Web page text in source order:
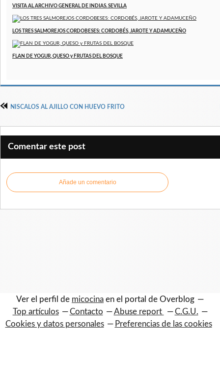
VISITA AL ARCHIVO GENERAL DE INDIAS. SEVILLA
LOS TRES SALMOREJOS CORDOBESES: CORDOBÉS, JAROTE Y ADAMUCEÑO
FLAN DE YOGUR, QUESO y FRUTAS DEL BOSQUE
NISCALOS AL AJILLO CON HUEVO FRITO
Comentar este post
Añade un comentario
Ver el perfil de micocina en el portal de Overblog
Top artículos
Contacto Abuse report
C.G.U.
Cookies y datos personales
Preferencias de las cookies